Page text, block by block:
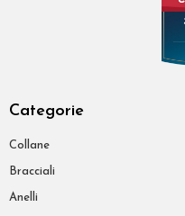
Categorie
Collane
Bracciali
Anelli